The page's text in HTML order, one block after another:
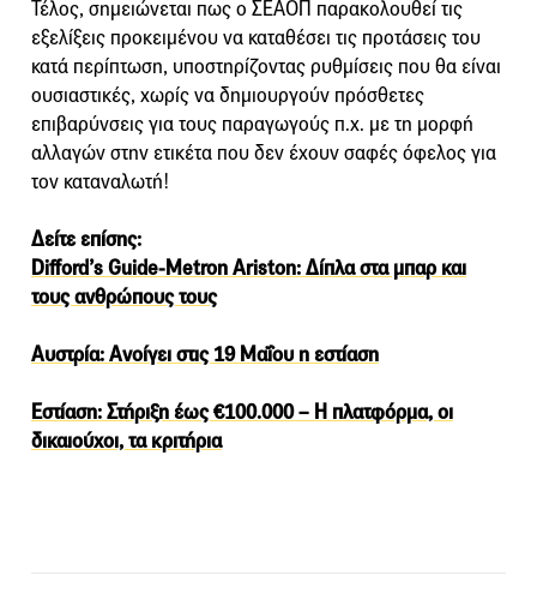
Τέλος, σημειώνεται πως ο ΣΕΑΟΠ παρακολουθεί τις
εξελίξεις προκειμένου να καταθέσει τις προτάσεις του
κατά περίπτωση, υποστηρίζοντας ρυθμίσεις που θα είναι
ουσιαστικές, χωρίς να δημιουργούν πρόσθετες
επιβαρύνσεις για τους παραγωγούς π.χ. με τη μορφή
αλλαγών στην ετικέτα που δεν έχουν σαφές όφελος για
τον καταναλωτή!
Δείτε επίσης:
Difford’s Guide-Metron Ariston: Δίπλα στα μπαρ και
τους ανθρώπους τους
Αυστρία: Ανοίγει στις 19 Μαΐου η εστίαση
Εστίαση: Στήριξη έως €100.000 – Η πλατφόρμα, οι
δικαιούχοι, τα κριτήρια